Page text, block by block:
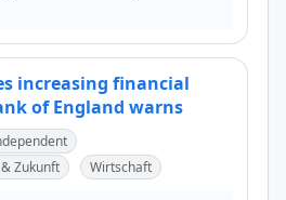
increasing financial
of England warns
Zukunft
Wirtschaft